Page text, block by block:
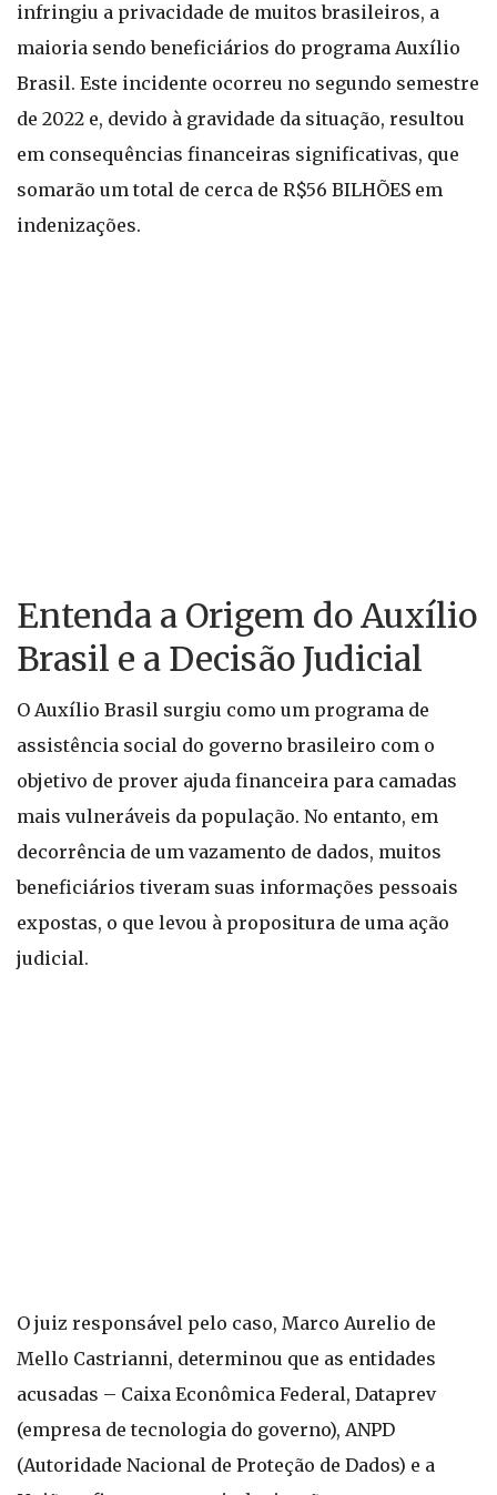
infringiu a privacidade de muitos brasileiros, a
maioria sendo beneficiários do programa Auxílio
Brasil. Este incidente ocorreu no segundo semestre
de 2022 e, devido à gravidade da situação, resultou
em consequências financeiras significativas, que
somarão um total de cerca de R$56 BILHÕES em
indenizações.
Entenda a Origem do Auxílio
Brasil e a Decisão Judicial
O Auxílio Brasil surgiu como um programa de
assistência social do governo brasileiro com o
objetivo de prover ajuda financeira para camadas
mais vulneráveis da população. No entanto, em
decorrência de um vazamento de dados, muitos
beneficiários tiveram suas informações pessoais
expostas, o que levou à propositura de uma ação
judicial.
O juiz responsável pelo caso, Marco Aurelio de
Mello Castrianni, determinou que as entidades
acusadas – Caixa Econômica Federal, Dataprev
(empresa de tecnologia do governo), ANPD
(Autoridade Nacional de Proteção de Dados) e a